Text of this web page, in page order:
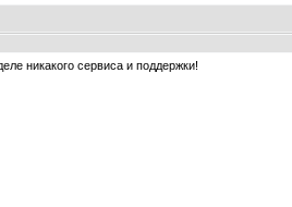
никакого сервиса и поддержки!